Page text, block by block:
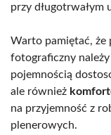
przy długotrwałym
Warto pamiętać, że
fotograficzny
pojemnością
ale również
na przyjemność z
plenerowych.